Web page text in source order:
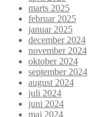
marts 2025
februar 2025
januar 2025
december 2024
november 2024
oktober 2024
september 2024
august 2024
juli 2024
juni 2024
maj 2024